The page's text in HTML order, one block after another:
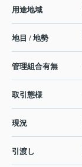
用途地域
地目 / 地勢
管理組合有無
取引態様
現況
引渡し